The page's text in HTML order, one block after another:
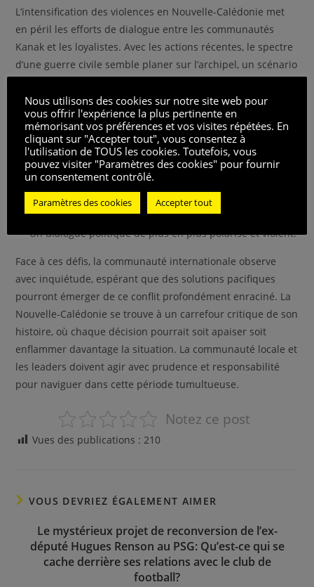
L’intensification des violences en Nouvelle-Calédonie met
en péril les efforts de dialogue entre les communautés
Kanak et les loyalistes. Avec les actions récentes, le spectre
d’une guerre civile semble planer sur l’archipel, un scénario
Le Conseil des chefs coutumiers kanak a émis des critiques
sévères, pointant du doigt les inégalités dans le traitement
des différentes factions, ce qui pourrait entraver tout
espoir de réconciliation dans un avenir proche.
Investigations judiciaires conduites sous haute tension.
Des familles déchirées par les incarcérations lointaines.
Un dialogue politique de plus en plus polarisé et violent.
Face à ces défis, la communauté internationale observe
avec inquiétude, espérant que des solutions pacifiques
pourront émerger de ce conflit profondément enraciné. La
Nouvelle-Calédonie se trouve à un carrefour critique de son
histoire, où chaque décision pourrait soit apaiser soit
enflammer davantage la situation. La communauté locale et
les leaders doivent agir avec prudence et responsabilité
pour naviguer dans cette période tumultueuse.
Notez ce post
Vues des publications : 210
VOUS DEVRIEZ ÉGALEMENT AIMER
Le mystérieux projet de reconversion de l’ex-
député Hugues Renson au PSG: Qu’est-ce qui se
cache derrière ses relations avec le club de
football?
Nous utilisons des cookies sur notre site web pour
vous offrir l'expérience la plus pertinente en
mémorisant vos préférences et vos visites répétées. En
cliquant sur "Accepter tout", vous consentez à
l'utilisation de TOUS les cookies. Toutefois, vous
pouvez visiter "Paramètres des cookies" pour fournir
un consentement contrôlé.
Paramètres des cookies Accepter tout